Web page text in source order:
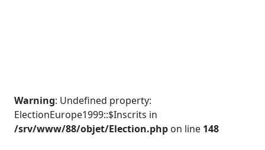
Warning: Undefined property:
ElectionEurope1999::$Inscrits in
/srv/www/88/objet/Election.php on line 148